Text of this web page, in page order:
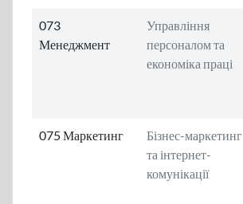
073
Менеджмент
Управління
персоналом та
економіка праці
075 Маркетинг Бізнес-маркетинг
та інтернет-
комунікації